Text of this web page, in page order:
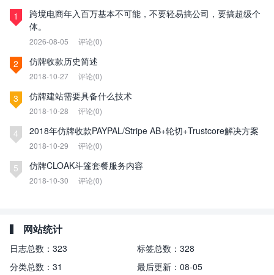
1
跨境电商年入百万基本不可能，不要轻易搞公司，要搞超级个
体。
2026-08-05 评论(0)
2 仿牌收款历史简述
2018-10-27 评论(0)
3 仿牌建站需要具备什么技术
2018-10-28 评论(0)
4 2018年仿牌收款PAYPAL/Stripe AB+轮切+Trustcore解决方案
2018-10-29 评论(0)
5 仿牌CLOAK斗篷套餐服务内容
2018-10-30 评论(0)
网站统计
日志总数： 323 标签总数： 328
分类总数： 31 最后更新： 08-05